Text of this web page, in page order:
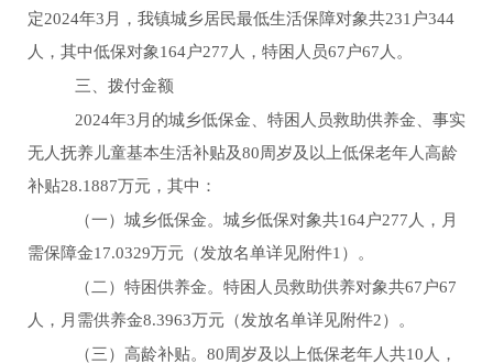
定2024年3月 ，我镇城乡居民最低生活保障对象共231 户344
人，其中低保对象164户277 人，特困人员67 户67 人。
三、拨付金额
2024年3月 的城乡低保金、特困人员救助供养金、事实
无人抚养儿童基本生活补贴及80周岁及以上低保老年人高龄
补贴28.1887万元，其中：
（一）城乡低保金。城乡低保对象共164户277 人，月
需保障金17.0329万元（发放名单详见附件1 ）。
（二）特困供养金。特困人员救助供养对象共67 户67
人，月需供养金8.3963万元（发放名单详见附件2）。
（三）高龄补贴。 80周岁及以上低保老年人共10 人，